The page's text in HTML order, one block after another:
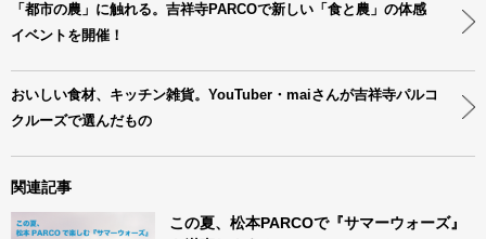
「都市の農」に触れる。吉祥寺PARCOで新しい「食と農」の体感
イベントを開催！
おいしい食材、キッチン雑貨。YouTuber・maiさんが吉祥寺パルコ
クルーズで選んだもの
関連記事
この夏、松本PARCOで『サマーウォーズ』